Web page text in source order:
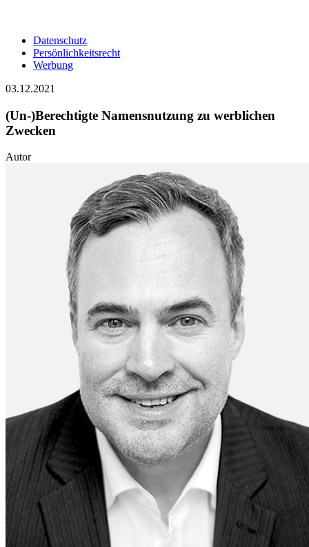
Datenschutz
Persönlichkeitsrecht
Werbung
03.12.2021
(Un-)Berechtigte Namensnutzung zu werblichen
Zwecken
Autor